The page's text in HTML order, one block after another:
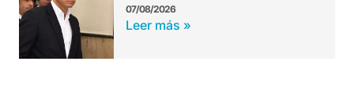
07/08/2026
Leer más »